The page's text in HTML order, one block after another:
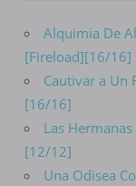
Alquimia De
[Fireload][16/16]
Cautivar a Un
[16/16]
Las
[12/12]
Una Odisea